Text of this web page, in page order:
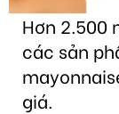
Hơn 2.500
các sản
giá.